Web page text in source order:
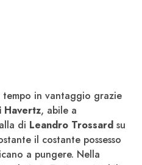
in vantaggio grazie
Havertz, abile a
di Leandro Trossard su
il costante possesso
a pungere. Nella